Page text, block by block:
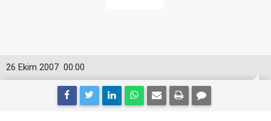
00:00
26 Ekim 2007